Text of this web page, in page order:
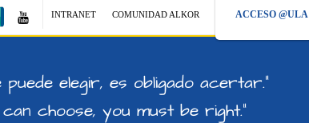
INTRANET COMUNIDAD ALKOR ACCESO @ULA
puede elegir, es obligado acertar."
choose, you must be right."